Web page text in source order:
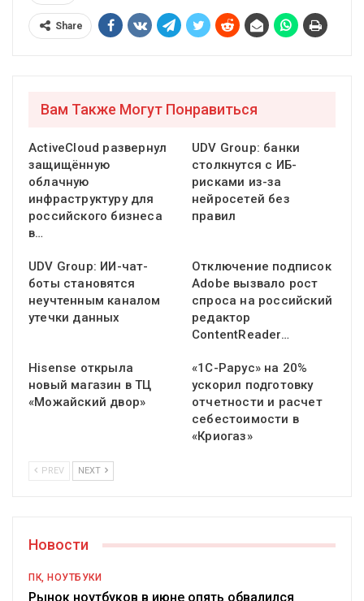
Share
Вам Также Могут Понравиться
ActiveCloud развернул
защищённую
облачную
инфраструктуру для
российского бизнеса
в…
UDV Group: банки
столкнутся с ИБ-
рисками из-за
нейросетей без
правил
UDV Group: ИИ-чат-
боты становятся
неучтенным каналом
утечки данных
Отключение подписок
Adobe вызвало рост
спроса на российский
редактор
ContentReader…
Hisense открыла
новый магазин в ТЦ
«Можайский двор»
«1С-Рарус» на 20%
ускорил подготовку
отчетности и расчет
себестоимости в
«Криогаз»
PREV NEXT
Новости
ПК, НОУТБУКИ
Рынок ноутбуков в июне опять обвалился